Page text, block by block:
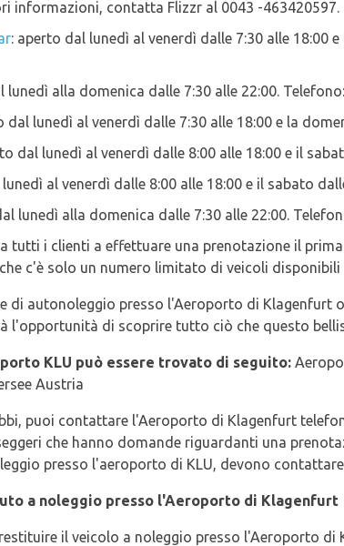
informazioni, contatta Flizzr al 0043 -463420597.
: aperto dal lunedì al venerdì dalle 7:30 alle 18:00
lunedì alla domenica dalle 7:30 alle 22:00.
dal lunedì al venerdì dalle 7:30 alle 18:00 e la
dal lunedì al venerdì dalle 8:00 alle 18:00 e il
al venerdì dalle 8:00 alle 18:00 e il sabato
lunedì alla domenica dalle 7:30 alle 22:00.
tutti i clienti a effettuare una prenotazione il
c'è solo un numero limitato di veicoli
di autonoleggio presso l'Aeroporto di Klagenfurt
l'opportunità di scoprire tutto ciò che questo
KLU può essere trovato di seguito:
Austria
puoi contattare l'Aeroporto di Klagenfurt
che hanno domande riguardanti una
presso l'aeroporto di KLU, devono
a noleggio presso l'Aeroporto di Klagenfurt
il veicolo a noleggio presso l'Aeroporto